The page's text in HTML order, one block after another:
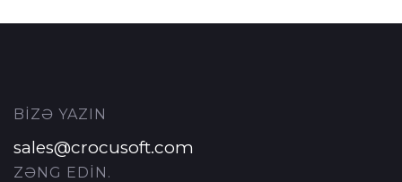
BİZƏ YAZIN
sales@crocusoft.com
ZƏNG EDİN.